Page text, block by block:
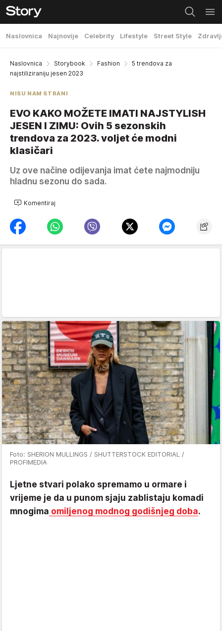
Naslovnica Najnovije Celebrity Lifestyle Street Style
Naslovnica Storybook Fashion
5 trendova za
najstiliziraniju jesen 2023
NISU NAM STRANI
EVO KAKO MOŽETE IMATI NAJSTYLISH
JESEN I ZIMU: Ovih 5 sezonskih
trendova za 2023. voljet će modni
klasičari
Uz ove načine odijevanja imat ćete najmodniju
hladnu sezonu do sada.
Komentiraj
Foto: SHERION MULLINGS / SHUTTERSTOCK EDITORIAL /
PROFIMEDIA
Ljetne stvari polako spremamo u ormare i
vrijeme je da u punom sjaju zablistaju komadi
mnogima omiljenog modnog godišnjeg doba.